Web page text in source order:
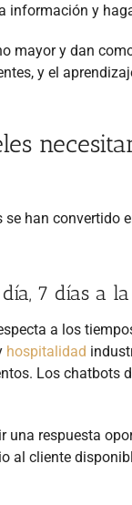
información y
mayor y dan
y el
han convertido
7 días a
a los
hospitalidad
Los chatbots
respuesta
al cliente